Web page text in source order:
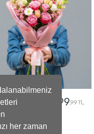
her zaman
,99 TL 2499,99 TL
GÖNDER